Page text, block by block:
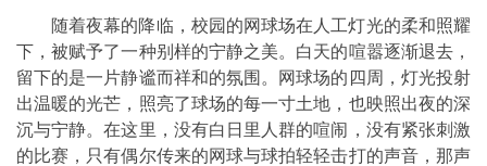
随着夜幕的降临，校园的网球场在人工灯光的柔和照耀
下，被赋予了一种别样的宁静之美。白天的喧嚣逐渐退去，
留下的是一片静谧而祥和的氛围。网球场的四周，灯光投射
出温暖的光芒，照亮了球场的每一寸土地，也映照出夜的深
沉与宁静。在这里，没有白日里人群的喧闹，没有紧张刺激
的比赛，只有偶尔传来的网球与球拍轻轻击打的声音，那声